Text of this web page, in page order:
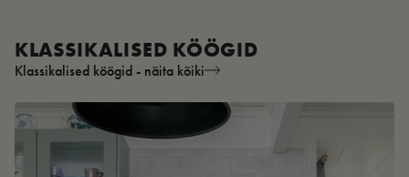
KLASSIKALISED KÖÖGID
Klassikalised köögid - näita kõiki